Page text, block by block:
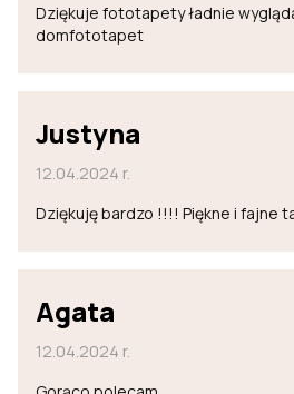
Dziękuje fototapety ładnie
domfototapet
Justyna
12.04.2024 r.
Dziękuję bardzo !!!! Piękne i fajne
Agata
12.04.2024 r.